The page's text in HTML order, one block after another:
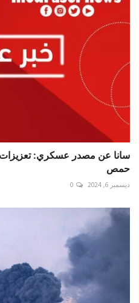
سانا عن مصدر عسكري:
حمص
ديسمبر 6, 2024 0